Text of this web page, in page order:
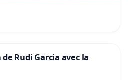
Rudi Garcia avec la